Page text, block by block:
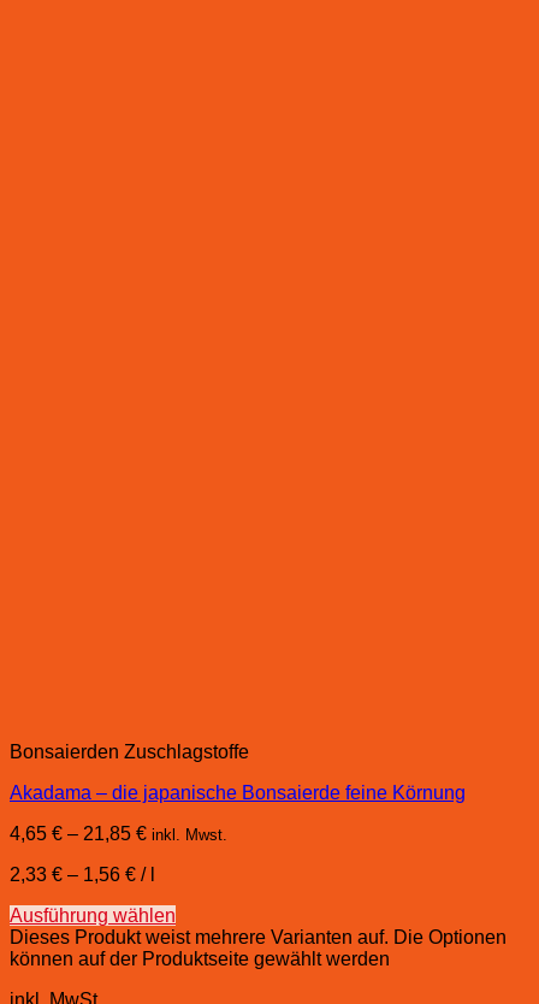
Bonsaierden Zuschlagstoffe
Akadama – die japanische Bonsaierde feine Körnung
4,65 € – 21,85 € inkl. Mwst.
2,33 € – 1,56 € /
Ausführung wählen
Dieses Produkt weist mehrere Varianten auf. Die Optionen
können auf der Produktseite gewählt werden
inkl. MwSt.